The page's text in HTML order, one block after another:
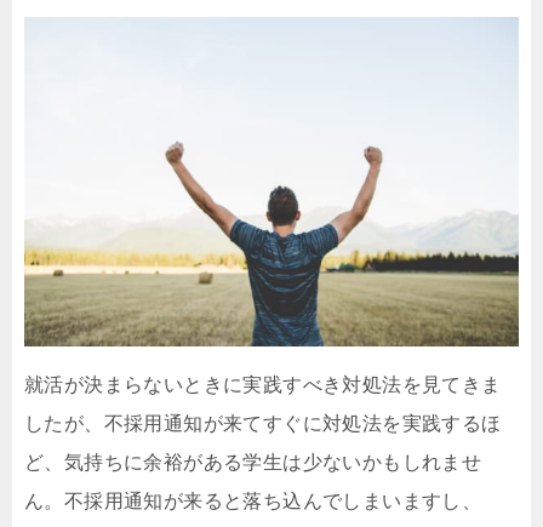
就活が決まらないときに実践すべき対処法を見てきま
したが、不採用通知が来てすぐに対処法を実践するほ
ど、気持ちに余裕がある学生は少ないかもしれませ
ん。不採用通知が来ると落ち込んでしまいますし、